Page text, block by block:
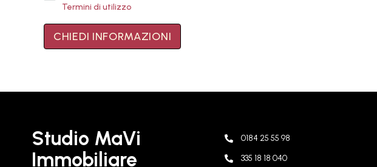
Termini di utilizzo
CHIEDI INFORMAZIONI
Studio MaVi
Immobiliare
0184 25 55 98
335 18 18 040